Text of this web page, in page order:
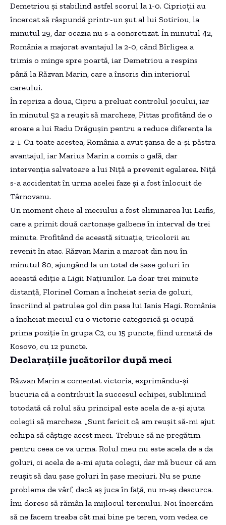
Demetriou și stabilind astfel scorul la 1-0. Ciprioții au
încercat să răspundă printr-un șut al lui Sotiriou, la
minutul 29, dar ocazia nu s-a concretizat. În minutul 42,
România a majorat avantajul la 2-0, când Bîrligea a
trimis o minge spre poartă, iar Demetriou a respins
până la Răzvan Marin, care a înscris din interiorul
careului.
În repriza a doua, Cipru a preluat controlul jocului, iar
în minutul 52 a reușit să marcheze, Pittas profitând de o
eroare a lui Radu Drăgușin pentru a reduce diferența la
2-1. Cu toate acestea, România a avut șansa de a-și păstra
avantajul, iar Marius Marin a comis o gafă, dar
intervenția salvatoare a lui Niță a prevenit egalarea. Niță
s-a accidentat în urma acelei faze și a fost înlocuit de
Târnovanu.
Un moment cheie al meciului a fost eliminarea lui Laifis,
care a primit două cartonașe galbene în interval de trei
minute. Profitând de această situație, tricolorii au
revenit în atac. Răzvan Marin a marcat din nou în
minutul 80, ajungând la un total de șase goluri în
această ediție a Ligii Națiunilor. La doar trei minute
distanță, Florinel Coman a încheiat seria de goluri,
înscriind al patrulea gol din pasa lui Ianis Hagi. România
a încheiat meciul cu o victorie categorică și ocupă
prima poziție în grupa C2, cu 15 puncte, fiind urmată de
Kosovo, cu 12 puncte.
Declarațiile jucătorilor după meci
Răzvan Marin a comentat victoria, exprimându-și
bucuria că a contribuit la succesul echipei, subliniind
totodată că rolul său principal este acela de a-și ajuta
colegii să marcheze. „Sunt fericit că am reușit să-mi ajut
echipa să câștige acest meci. Trebuie să ne pregătim
pentru ceea ce va urma. Rolul meu nu este acela de a da
goluri, ci acela de a-mi ajuta colegii, dar mă bucur că am
reușit să dau șase goluri în șase meciuri. Nu se pune
problema de vârf, dacă aș juca în față, nu m-aș descurca.
Îmi doresc să rămân la mijlocul terenului. Noi încercăm
să ne facem treaba cât mai bine pe teren, vom vedea ce